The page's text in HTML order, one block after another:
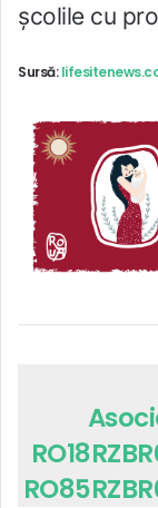
școlile cu
Sursă: